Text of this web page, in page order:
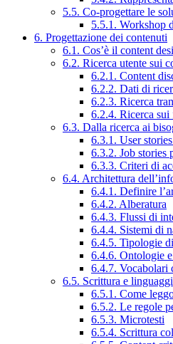
5.5. Co-progettare le
5.5.1. Workshop
6. Progettazione dei contenuti
6.1. Cos’è il content
6.2. Ricerca utente sui
6.2.1. Content
6.2.2. Dati di
6.2.3. Ricerca
6.2.4. Ricerca sui
6.3. Dalla ricerca ai
6.3.1. User
6.3.2. Job stories
6.3.3. Criteri di
6.4. Architettura
6.4.1. Definire
6.4.2. Alberatura
6.4.3. Flussi di
6.4.4. Sistemi di
6.4.5. Tipologie
6.4.6. Ontologie
6.4.7. Vocabolari
6.5. Scrittura e
6.5.1. Come
6.5.2. Le regole
6.5.3. Microtesti
6.5.4. Scrittura